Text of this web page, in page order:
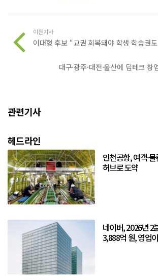
이전기사
이대형 후보 “교권 회복돼야 학생 학습권
대구·광주·대전·울산에 딥테크 창
관련기사
헤드라인
인천공항, 여객·
허브로 도약
네이버, 2026년 2
3,888억 원, 영업